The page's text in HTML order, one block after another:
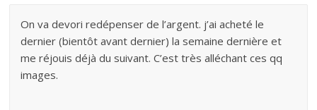
On va devori redépenser de l’argent. j’ai acheté le
dernier (bientôt avant dernier) la semaine dernière et
me réjouis déjà du suivant. C’est très alléchant ces qq
images.